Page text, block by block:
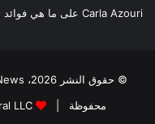
Carla Azouri على ما هي فوائد
محفوظة |
LLC